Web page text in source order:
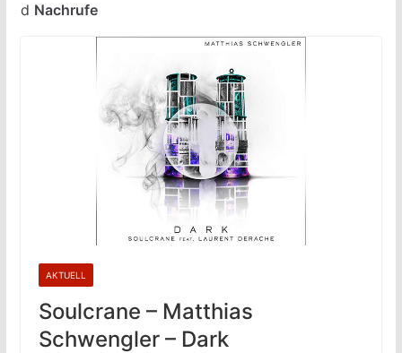
d Nachrufe
AKTUELL
Soulcrane – Matthias
Schwengler – Dark